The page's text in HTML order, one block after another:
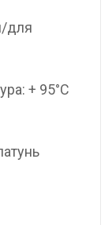
для
+ 95°С